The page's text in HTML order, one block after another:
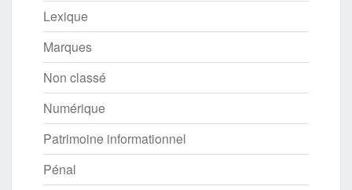
Lexique
Marques
Non classé
Numérique
Patrimoine informationnel
Pénal